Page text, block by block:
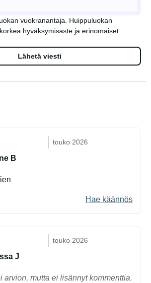
vuokranantaja. Huippuluokan
hyväksymisaste ja erinomaiset
Lähetä viesti
touko 2026
B
Hae käännös
touko 2026
J
arvion, mutta ei lisännyt kommenttia.